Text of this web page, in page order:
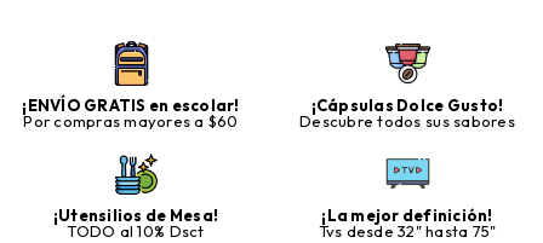
¡ENVÍO GRATIS en escolar!
Por compras mayores a $60
¡Cápsulas Dolce Gusto!
Descubre todos sus sabores
¡Utensilios de Mesa!
TODO al 10% Dsct
¡La mejor definición!
Tvs desde 32" hasta 75"